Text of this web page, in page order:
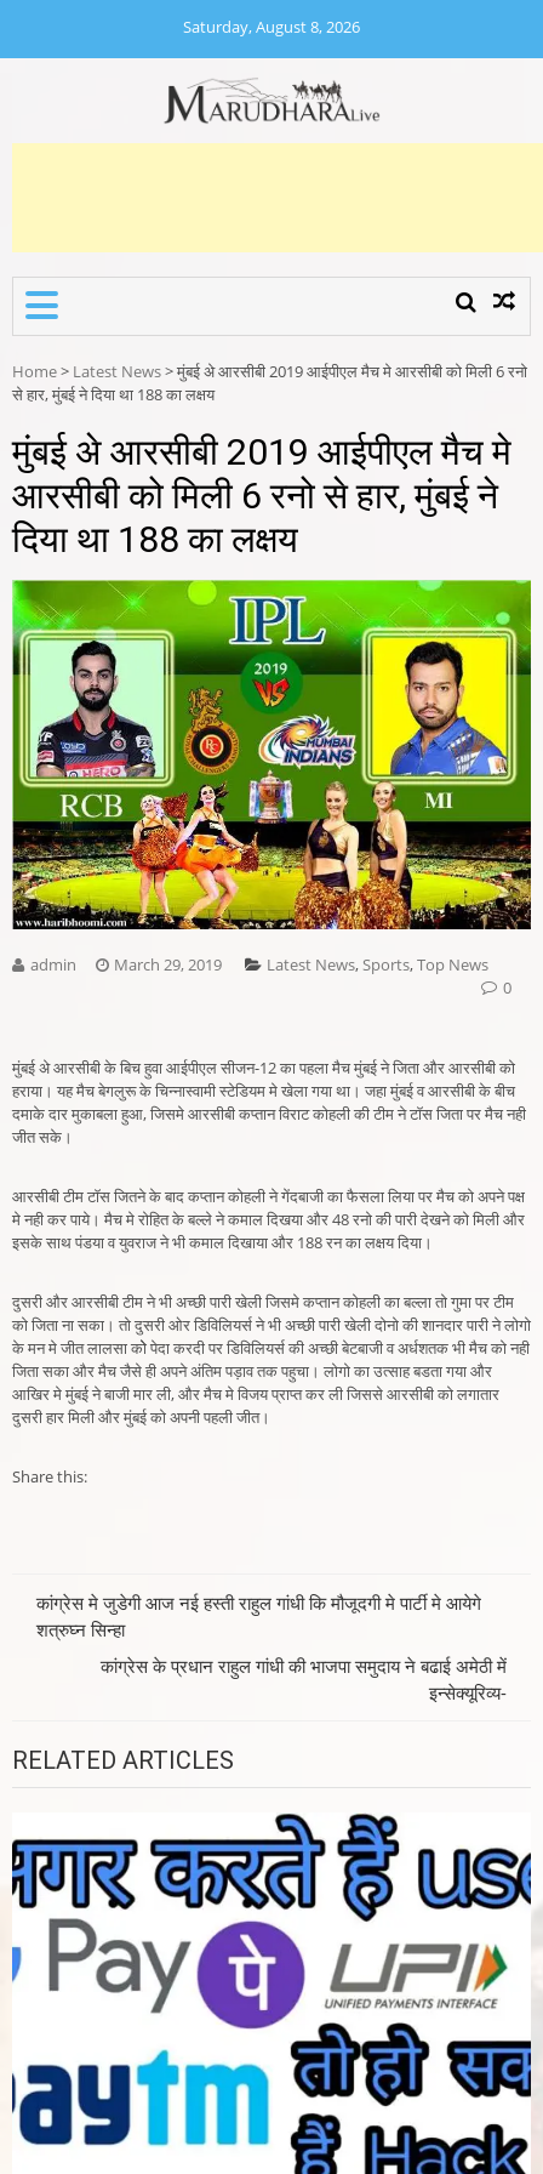
content
Saturday, August 8, 2026
Home> Latest News>मुंबई अे आरसीबी 2019 आईपीएल मैच मे आरसीबी को मिली 6 रनो
से हार, मुंबई ने दिया था 188 का लक्षय
मुंबई अे आरसीबी 2019 आईपीएल मैच मे
आरसीबी को मिली 6 रनो से हार, मुंबई ने
दिया था 188 का लक्षय
admin March 29, 2019 Latest News,Sports,Top News
0
मुंबई अे आरसीबी के बिच हुवा आईपीएल सीजन-12 का पहला मैच मुंबई ने जिता और आरसीबी को
हराया। यह मैच बेगलुरू के चिन्नास्वामी स्टेडियम मे खेला गया था। जहा मुंबई व आरसीबी के बीच
दमाके दार मुकाबला हुआ, जिसमे आरसीबी कप्तान विराट कोहली की टीम ने टाॅस जिता पर मैच नही
जीत सके।
आरसीबी टीम टाॅस जितने के बाद कप्तान कोहली ने गेंदबाजी का फैसला लिया पर मैच को अपने पक्ष
मे नही कर पाये। मैच मे रोहित के बल्ले ने कमाल दिखया और 48 रनो की पारी देखने को मिली और
इसके साथ पंडया व युवराज ने भी कमाल दिखाया और 188 रन का लक्षय दिया।
दुसरी और आरसीबी टीम ने भी अच्छी पारी खेली जिसमे कप्तान कोहली का बल्ला तो गुमा पर टीम
को जिता ना सका। तो दुसरी ओर डिविलियर्स ने भी अच्छी पारी खेली दोनो की शानदार पारी ने लोगो
के मन मे जीत लालसा कोे पेदा करदी पर डिविलियर्स की अच्छी बेटबाजी व अर्धशतक भी मैच को नही
जिता सका और मैच जैसे ही अपने अंतिम पड़ाव तक पहुचा। लोगो का उत्साह बडता गया और
आखिर मे मुंबई ने बाजी मार ली, और मैच मे विजय प्राप्त कर ली जिससे आरसीबी को लगातार
दुसरी हार मिली और मुंबई को अपनी पहली जीत।
Share this:
Post
navigation
कांग्रेस मे जुडेगी आज नई हस्ती राहुल गांधी कि मौजूदगी मे पार्टी मे आयेगे
शत्रुघ्न सिन्हा
कांग्रेस के प्रधान राहुल गांधी की भाजपा समुदाय ने बढाई अमेठी में
इन्सेक्यूरिव्य-
RELATED ARTICLES